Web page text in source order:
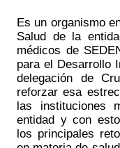
Es un organismo
Salud de la
médicos de
para el Desarrollo
delegación de
reforzar esa
las instituciones
entidad y con
los principales